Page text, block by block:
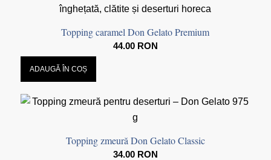
Topping caramel Don Gelato Premium
44.00 RON
ADAUGĂ ÎN COȘ
Topping zmeură Don Gelato Classic
34.00 RON